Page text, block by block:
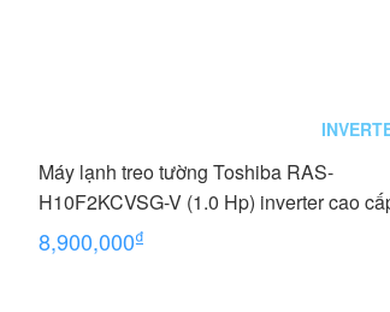
Máy lạnh treo tường Toshiba RAS-
H10F2KCVSG-V (1.0 Hp) inverter cao
8,900,000₫